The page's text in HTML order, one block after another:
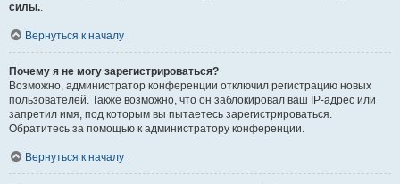
силы..
Вернуться к началу
Почему я не могу зарегистрироваться?
Возможно, администратор конференции отключил регистрацию новых
пользователей. Также возможно, что он заблокировал ваш IP-адрес или
запретил имя, под которым вы пытаетесь зарегистрироваться.
Обратитесь за помощью к администратору конференции.
Вернуться к началу